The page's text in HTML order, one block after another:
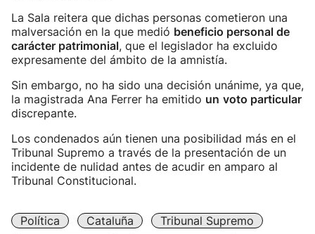
La Sala reitera que dichas personas cometieron una
malversación en la que medió beneficio personal de
carácter patrimonial, que el legislador ha excluido
expresamente del ámbito de la amnistía.
Sin embargo, no ha sido una decisión unánime, ya que,
la magistrada Ana Ferrer ha emitido un voto particular
discrepante.
Los condenados aún tienen una posibilidad más en el
Tribunal Supremo a través de la presentación de un
incidente de nulidad antes de acudir en amparo al
Tribunal Constitucional.
Política Cataluña
Tribunal Supremo